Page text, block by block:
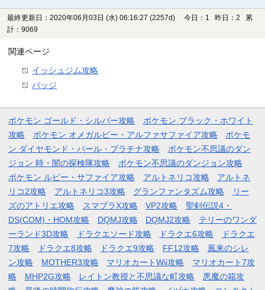
最終更新日：2020年06月03日 (水) 06:16:27 (2257d)
今日：1 昨日：2 累
計：9069
関連ページ
イッシュジム攻略
バッジ
ポケモン ゴールド・シルバー攻略
ポケモン ブラック・ホワイト
攻略
ポケモン オメガルビー・アルファサファイア攻略
ポケモ
ン ダイヤモンド・パール・プラチナ攻略
ポケモン不思議のダン
ジョン 時・闇の探検隊攻略
ポケモン不思議のダンジョン攻略
ポケモン ルビー・サファイア攻略
アルトネリコ攻略
アルトネ
リコ2攻略
アルトネリコ3攻略 グランファンタズム攻略
リー
ズのアトリエ攻略
スマブラX攻略 VP2攻略
聖剣伝説4・
DS(COM)・HOM攻略
DQMJ攻略 DQMJ2攻略
テリーのワンダ
ーランド3D攻略
ドラクエソード攻略 ドラクエ6攻略
ドラクエ
7攻略
ドラクエ8攻略 ドラクエ9攻略 FF12攻略
風来のシレ
ン攻略
MOTHER3攻略 マリオカートWii攻略
マリオカート7攻
略
MHP2G攻略 レイトン教授と不思議な町攻略
悪魔の箱攻